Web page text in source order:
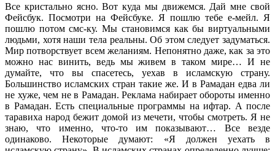
Все кристально ясно. Вот куда мы движемся. Дай мне свой
Фейсбук. Посмотри на Фейсбуке. Я пошлю тебе е-мейл. Я
пошлю потом смс-ку. Мы становимся как бы виртуальными
людьми, хотя наши тела реальны. Об этом следует задуматься.
Мир потворствует всем желаниям. Непонятно даже, как за это
можно нас винить, ведь мы живем в таком мире… И не
думайте, что вы спасетесь, уехав в исламскую страну.
Большинство исламских стран такие же. И в Рамадан едва ли
не хуже, чем не в Рамадан. Реклама набирает обороты именно
в Рамадан. Есть специальные программы на ифтар. А после
таравиха народ бежит домой из мечети, чтобы смотреть. Я не
знаю, что именно, что-то им показывают… Все везде
одинаково. Некоторые думают: «Я должен уехать в